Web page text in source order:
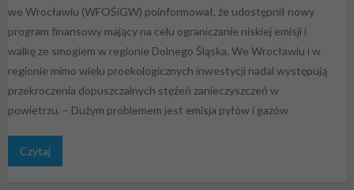
we Wrocławiu (WFOŚiGW) poinformował, że udostępnił nowy
program finansowy mający na celu ograniczanie niskiej emisji i
walkę ze smogiem w regionie Dolnego Śląska. We Wrocławiu i w
regionie mimo wielu proekologicznych inwestycji nadal występują
przekroczenia dopuszczalnych stężeń zanieczyszczeń w
powietrzu. – Dużym problemem jest emisja pyłów i gazów
Czytaj